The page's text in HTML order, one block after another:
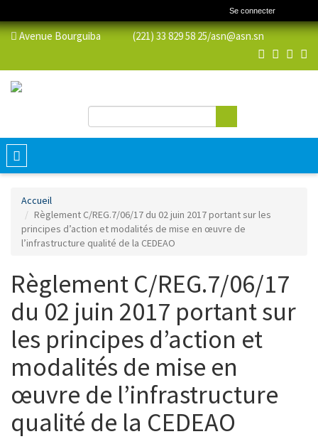
Se connecter
Avenue Bourguiba (221) 33 829 58 25/asn@asn.sn
Formulaire de recherche
Toggle
navigation
Accueil
Règlement C/REG.7/06/17 du 02 juin 2017 portant sur les
principes d’action et modalités de mise en œuvre de
l’infrastructure qualité de la CEDEAO
Règlement C/REG.7/06/17
du 02 juin 2017 portant sur
les principes d’action et
modalités de mise en
œuvre de l’infrastructure
qualité de la CEDEAO